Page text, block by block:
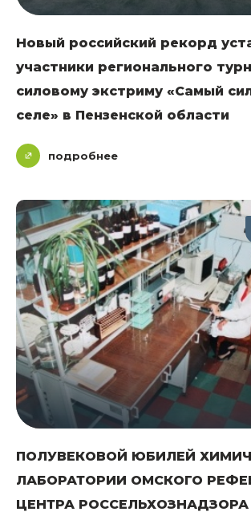
Новый российский рекорд
участники регионального
силовому экстриму «Самый
селе» в Пензенской области
подробнее
ПОЛУВЕКОВОЙ ЮБИЛЕЙ
ЛАБОРАТОРИИ ОМСКОГО
ЦЕНТРА РОССЕЛЬХОЗНАДЗОРА